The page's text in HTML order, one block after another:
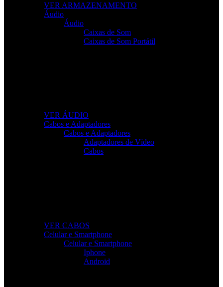
VER ARMAZENAMENTO
Áudio
Áudio
Caixas de Som
Caixas de Som Portátil
VER ÁUDIO
Cabos e Adaptadores
Cabos e Adaptadores
Adaptadores de Vídeo
Cabos
VER CABOS
Celular e Smartphone
Celular e Smartphone
Iphone
Android